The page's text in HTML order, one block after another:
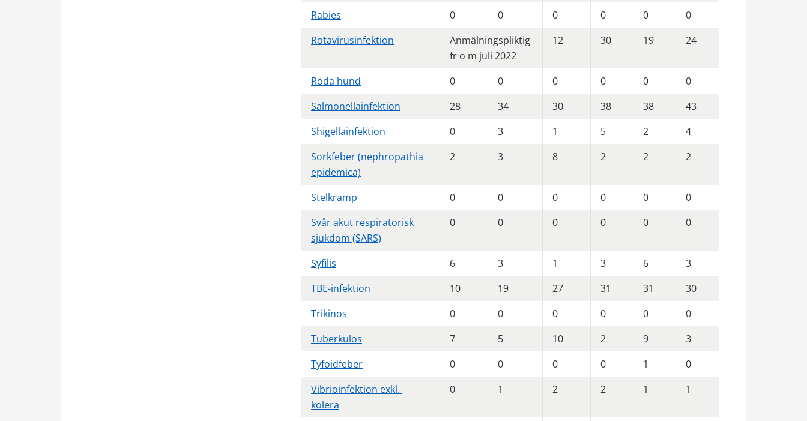
Rabies
0 0 0 0 0
0
Rotavirusinfektion
Anmälningspliktig
fr o m juli 2022
12 30 19 24
Röda hund 0 0 0 0 0
0
Salmonellainfektion
28 34 30 38 38
43
Shigellainfektion
0 3 1 5 2
4
Sorkfeber (nephropathia
epidemica)
2 3 8 2 2 2
Stelkramp 0 0 0 0 0
0
Svår akut respiratorisk
sjukdom (SARS)
0 0 0 0 0 0
Syfilis 6 3 1 3 6
3
TBE-infektion
10 19 27 31 31
30
Trikinos
0 0 0 0 0
0
Tuberkulos
7 5 10 2 9
3
Tyfoidfeber
0 0 0 0 1
0
Vibrioinfektion exkl.
kolera
0 1 2 2 1 1